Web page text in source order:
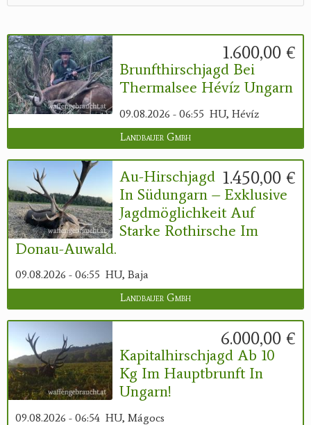
1.600,00 €
Brunfthirschjagd Bei
Thermalsee Hévíz Ungarn
09.08.2026 - 06:55 HU, Hévíz
Landbauer Gmbh
1.450,00 €
Au-Hirschjagd
In Südungarn – Exklusive
Jagdmöglichkeit Auf
Starke Rothirsche Im
Donau-Auwald.
09.08.2026 - 06:55 HU, Baja
Landbauer Gmbh
6.000,00 €
Kapitalhirschjagd Ab 10
Kg Im Hauptbrunft In
Ungarn!
09.08.2026 - 06:54 HU, Mágocs